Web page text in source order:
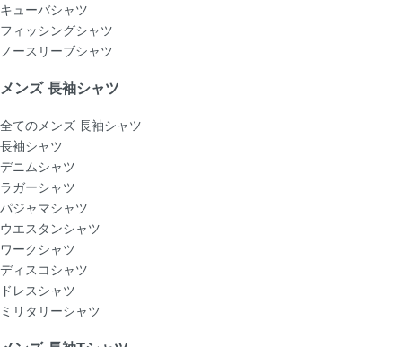
キューバシャツ
フィッシングシャツ
ノースリーブシャツ
メンズ 長袖シャツ
全てのメンズ 長袖シャツ
長袖シャツ
デニムシャツ
ラガーシャツ
パジャマシャツ
ウエスタンシャツ
ワークシャツ
ディスコシャツ
ドレスシャツ
ミリタリーシャツ